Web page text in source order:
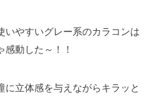
いやすいグレー系のカラコンは
動した～！！
立体感を与えながらキラッと